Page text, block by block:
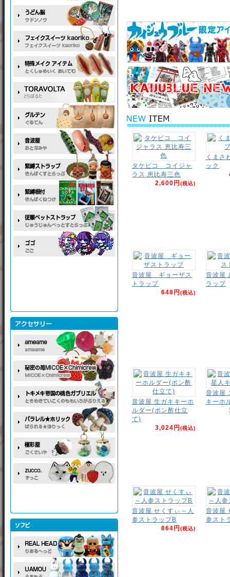
タケピコ コイジャ
ラス 恵比寿三色
2,600円(税込)
くまさ
ック
音波屋 ギョーザス
トラップ
648円(税込)
音波屋
ラップ
音波屋 生ガキキーホ
ルダー(ポン酢仕立
て)
3,024円(税込)
音波屋
キーホ
音波屋 せくすぃ～人
参ストラップB
864円(税込)
音波屋
参スト